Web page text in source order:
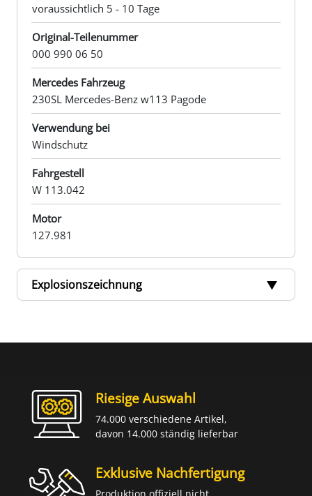
voraussichtlich 5 - 10 Tage
Original-Teilenummer
000 990 06 50
Mercedes Fahrzeug
230SL Mercedes-Benz w113 Pagode
Verwendung bei
Windschutz
Fahrgestell
W 113.042
Motor
127.981
Explosionszeichnung
Riesige Auswahl
74.000 verschiedene Artikel,
davon 14.000 ständig lieferbar
Exklusive Nachfertigung